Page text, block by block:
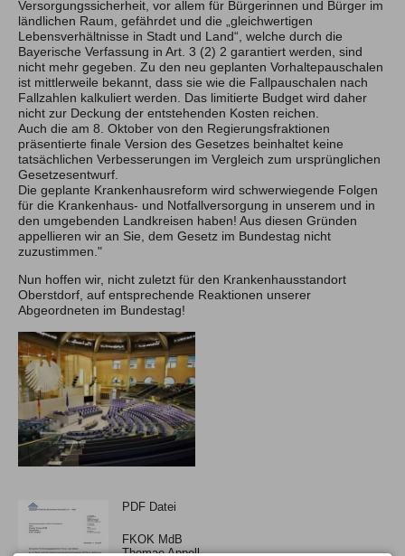
Versorgungssicherheit, vor allem für Bürgerinnen und Bürger im
ländlichen Raum, gefährdet und die „gleichwertigen
Lebensverhältnisse in Stadt und Land“, welche durch die
Bayerische Verfassung in Art. 3 (2) 2 garantiert werden, sind
nicht mehr gegeben. Zu den neu geplanten Vorhaltepauschalen
ist mittlerweile bekannt, dass sie wie die Fallpauschalen nach
Fallzahlen kalkuliert werden. Das limitierte Budget wird daher
nicht zur Deckung der entstehenden Kosten reichen.
Auch die am 8. Oktober von den Regierungsfraktionen
präsentierte finale Version des Gesetzes beinhaltet keine
tatsächlichen Verbesserungen im Vergleich zum ursprünglichen
Gesetzesentwurf.
Die geplante Krankenhausreform wird schwerwiegende Folgen
für die Krankenhaus- und Notfallversorgung in unserem und in
den umgebenden Landkreisen haben! Aus diesen Gründen
appellieren wir an Sie, dem Gesetz im Bundestag nicht
zuzustimmen."
Nun hoffen wir, nicht zuletzt für den Krankenhausstandort
Oberstdorf, auf entsprechende Reaktionen unserer
Abgeordneten im Bundestag!
PDF Datei
FKOK MdB
Thomae Appell